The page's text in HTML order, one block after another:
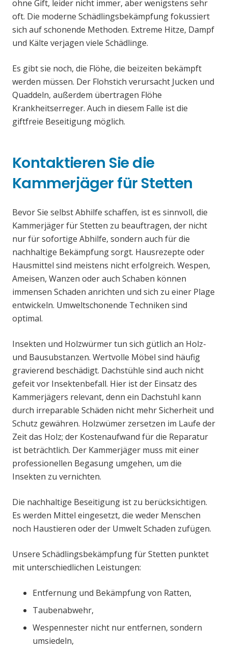
ohne Gift, leider nicht immer, aber wenigstens sehr
oft. Die moderne Schädlingsbekämpfung fokussiert
sich auf schonende Methoden. Extreme Hitze, Dampf
und Kälte verjagen viele Schädlinge.
Es gibt sie noch, die Flöhe, die beizeiten bekämpft
werden müssen. Der Flohstich verursacht Jucken und
Quaddeln, außerdem übertragen Flöhe
Krankheitserreger. Auch in diesem Falle ist die
giftfreie Beseitigung möglich.
Kontaktieren Sie die
Kammerjäger für Stetten
Bevor Sie selbst Abhilfe schaffen, ist es sinnvoll, die
Kammerjäger für Stetten zu beauftragen, der nicht
nur für sofortige Abhilfe, sondern auch für die
nachhaltige Bekämpfung sorgt. Hausrezepte oder
Hausmittel sind meistens nicht erfolgreich. Wespen,
Ameisen, Wanzen oder auch Schaben können
immensen Schaden anrichten und sich zu einer Plage
entwickeln. Umweltschonende Techniken sind
optimal.
Insekten und Holzwürmer tun sich gütlich an Holz-
und Bausubstanzen. Wertvolle Möbel sind häufig
gravierend beschädigt. Dachstühle sind auch nicht
gefeit vor Insektenbefall. Hier ist der Einsatz des
Kammerjägers relevant, denn ein Dachstuhl kann
durch irreparable Schäden nicht mehr Sicherheit und
Schutz gewähren. Holzwümer zersetzen im Laufe der
Zeit das Holz; der Kostenaufwand für die Reparatur
ist beträchtlich. Der Kammerjäger muss mit einer
professionellen Begasung umgehen, um die
Insekten zu vernichten.
Die nachhaltige Beseitigung ist zu berücksichtigen.
Es werden Mittel eingesetzt, die weder Menschen
noch Haustieren oder der Umwelt Schaden zufügen.
Unsere Schädlingsbekämpfung für Stetten punktet
mit unterschiedlichen Leistungen:
Entfernung und Bekämpfung von Ratten,
Taubenabwehr,
Wespennester nicht nur entfernen, sondern
umsiedeln,